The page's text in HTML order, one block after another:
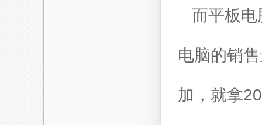
而平板电
电脑的销
加，就拿